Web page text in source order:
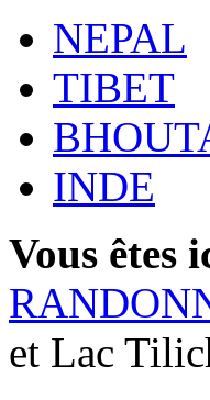
NEPAL
TIBET
INDE
Vous êtes
et Lac